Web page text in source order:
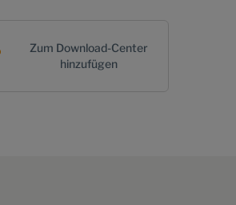
Zum Download-Center
hinzufügen